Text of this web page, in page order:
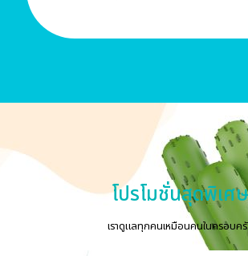
โปรโมชั่นสุดพิเศษ
เราดูแลทุกคนเหมือนคนในครอบค